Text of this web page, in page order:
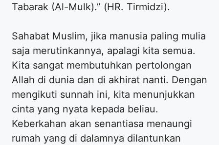
Tabarak (Al-Mulk).” (HR. Tirmidzi).
Sahabat Muslim, jika manusia paling mulia
saja merutinkannya, apalagi kita semua.
Kita sangat membutuhkan pertolongan
Allah di dunia dan di akhirat nanti. Dengan
mengikuti sunnah ini, kita menunjukkan
cinta yang nyata kepada beliau.
Keberkahan akan senantiasa menaungi
rumah yang di dalamnya dilantunkan